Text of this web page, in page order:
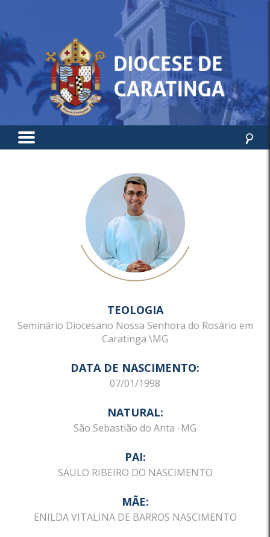
TEOLOGIA
Seminário Diocesano Nossa Senhora do Rosário em
Caratinga \MG
DATA DE NASCIMENTO:
07/01/1998
NATURAL:
São Sebastião do Anta -MG
PAI:
SAULO RIBEIRO DO NASCIMENTO
MÃE:
ENILDA VITALINA DE BARROS NASCIMENTO